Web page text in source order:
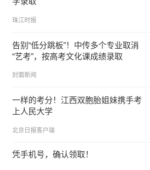
珠江时报
告别“低分跳板”！中传多个专业取消
“艺考”，按高考文化课成绩录取
封面新闻
一样的考分！江西双胞胎姐妹携手考
上人民大学
北京日报客户端
凭手机号，确认领取！